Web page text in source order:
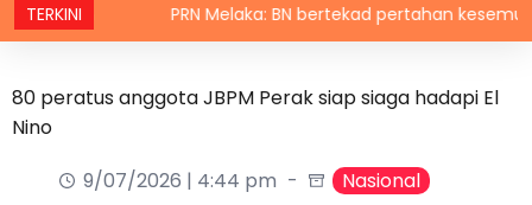
TERKINI PRN Melaka: BN bertekad pertahan kesemua 21
80 peratus anggota JBPM Perak siap siaga hadapi El
Nino
9/07/2026 | 4:44 pm
Nasional